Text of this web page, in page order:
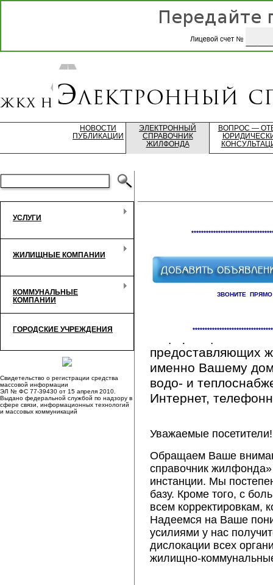
НОВОСТИ
ПУБЛИКАЦИИ
ЭЛЕКТРОННЫЙ
СПРАВОЧНИК
ЖИЛФОНДА
ВОПРОС —
УСЛУГИ
ЖИЛИЩНЫЕ КОМПАНИИ
КОММУНАЛЬНЫЕ
КОМПАНИИ
ГОРОДСКИЕ УЧРЕЖДЕНИЯ
Свидетельство о регистрации средства
массовой информации
ЭЛ № ФС 77-39430 от 15 апреля 2010.
Выдано федеральной службой по надзору в
сфере связи, информационных технологий
и массовых коммуникаций
ЗВОНИТЕ
предоставляющих
именно Вашему
водо- и
Интернет,
Уважаемые посетители!
Обращаем Ваше
справочник
инстанции. Мы
базу. Кроме того, с
всем корректировкам,
Надеемся на Ваше
усилиями у нас
дислокации всех
жилищно-